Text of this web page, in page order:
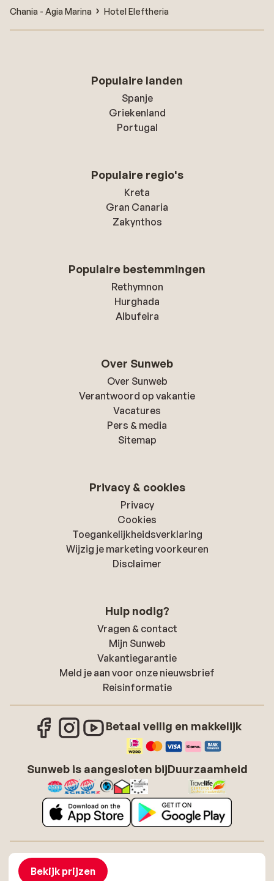
Bekijk prijzen
Chania - Agia Marina
Hotel Eleftheria
Populaire landen
Spanje
Griekenland
Portugal
Populaire regio's
Kreta
Gran Canaria
Zakynthos
Populaire bestemmingen
Rethymnon
Hurghada
Albufeira
Over Sunweb
Over Sunweb
Verantwoord op vakantie
Vacatures
Pers & media
Sitemap
Privacy & cookies
Privacy
Cookies
Toegankelijkheidsverklaring
Wijzig je marketing voorkeuren
Disclaimer
Hulp nodig?
Vragen & contact
Mijn Sunweb
Vakantiegarantie
Meld je aan voor onze nieuwsbrief
Reisinformatie
Betaal veilig en makkelijk
Sunweb is aangesloten bijDuurzaamheid
Over Sunweb
Algemene voorwaarden zonvakanties